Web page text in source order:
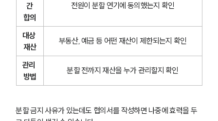
간
합의
전원이 분할 연기에 동의했는지 확인
대상
재산
부동산, 예금 등 어떤 재산이 제한되는지 확인
관리
방법
분할 전까지 재산을 누가 관리할지 확인
분할 금지 사유가 있는데도 협의서를 작성하면 나중에 효력을 두